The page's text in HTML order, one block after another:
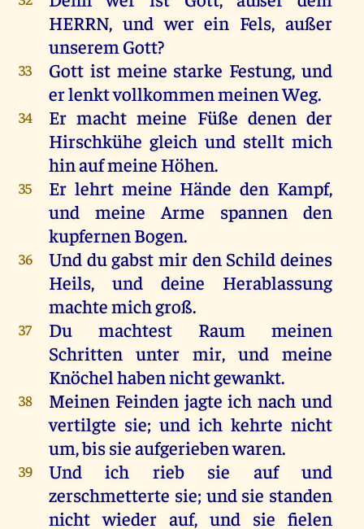
HERRN, und wer ein Fels,außer
unserem Gott?
33 Gott ist meine starke Festung,und
erlenktvollkommenmeinenWeg.
34 Er macht meine Füße denen der
Hirschkühe gleich und stellt mich
hinaufmeine Höhen.
35 Er lehrt meine Hände den Kampf,
und
meine Arme spannen
den
kupfernenBogen.
36 Und dugabst mir den Schild deines
Heils, und deine Herablassung
machtemichgroß.
37 Du machtest Raum
meinen
Schritten unter mir,und meine
Knöchelhabennichtgewankt.
38 Meinen Feinden jagte ich nach und
vertilgte sie; und ich kehrte nicht
um,bissieaufgeriebenwaren.
39 Und ich rieb sie auf
und
zerschmetterte sie; und sie standen
nicht wieder auf,und sie fielen